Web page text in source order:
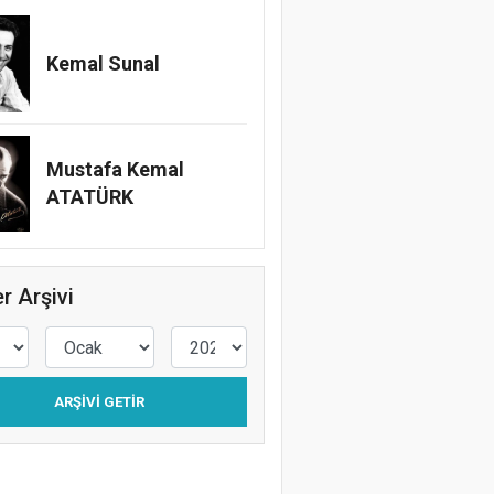
Kemal Sunal
Mustafa Kemal
ATATÜRK
Arşivi
ARŞIVI GETIR